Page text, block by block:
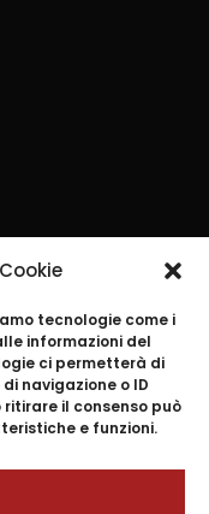
tecnologie come i
informazioni del
ci permetterà di
navigazione o ID
il consenso può
e funzioni.
Energia